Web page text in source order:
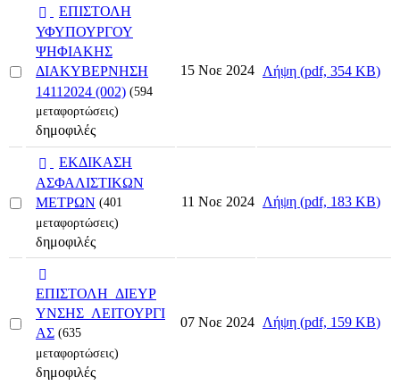
Select
p
d
f
ΕΠΙΣΤΟΛΗ
ΥΦΥΠΟΥΡΓΟΥ
ΨΗΦΙΑΚΗΣ
ΔΙΑΚΥΒΕΡΝΗΣΗ
14112024 (002) (594
μεταφορτώσεις)
δημοφιλές
15 Νοε 2024 Λήψη (pdf, 354 KB)
Select
p
d
f
ΕΚΔΙΚΑΣΗ
ΑΣΦΑΛΙΣΤΙΚΩΝ
ΜΕΤΡΩΝ (401
μεταφορτώσεις)
δημοφιλές
11 Νοε 2024 Λήψη (pdf, 183 KB)
Select
γ
γ
ρ
α
φ
ο
ΕΠΙΣΤΟΛΗ_ΔΙΕΥΡ
ΥΝΣΗΣ_ΛΕΙΤΟΥΡΓΙ
ΑΣ (635
μεταφορτώσεις)
δημοφιλές
07 Νοε 2024 Λήψη (pdf, 159 KB)